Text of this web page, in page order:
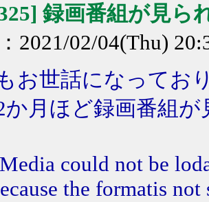
録画番組が見ら
2021/02/04(Thu)
お世話になってお
か月ほど録画番組
could not be
the formatis not